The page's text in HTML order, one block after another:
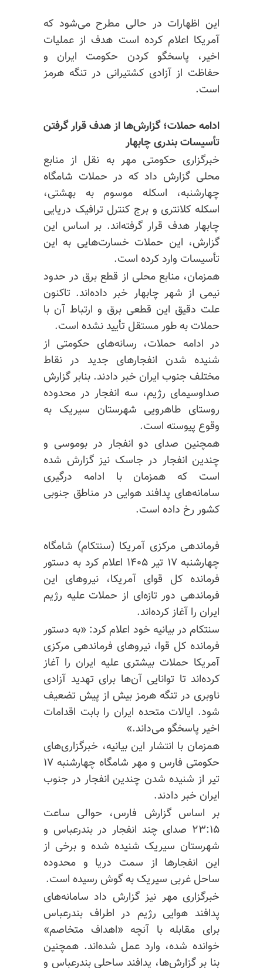
این اظهارات در حالی مطرح می‌شود که
آمریکا اعلام کرده است هدف از عملیات
اخیر، پاسخگو کردن حکومت ایران و
حفاظت از آزادی کشتیرانی در تنگه هرمز
است.
ادامه حملات؛ گزارش‌ها از هدف قرار گرفتن
تأسیسات بندری چابهار
خبرگزاری حکومتی مهر به نقل از منابع
محلی گزارش داد که در حملات شامگاه
چهارشنبه، اسکله موسوم به بهشتی،
اسکله کلانتری و برج کنترل ترافیک دریایی
چابهار هدف قرار گرفته‌اند. بر اساس این
گزارش، این حملات خسارت‌هایی به این
تأسیسات وارد کرده است.
همزمان، منابع محلی از قطع برق در حدود
نیمی از شهر چابهار خبر داده‌اند. تاکنون
علت دقیق این قطعی برق و ارتباط آن با
حملات به طور مستقل تأیید نشده است.
در ادامه حملات، رسانه‌های حکومتی از
شنیده شدن انفجارهای جدید در نقاط
مختلف جنوب ایران خبر دادند. بنابر گزارش
صداوسیمای رژیم، سه انفجار در محدوده
روستای طاهرویی شهرستان سیریک به
وقوع پیوسته است.
همچنین صدای دو انفجار در بوموسی و
چندین انفجار در جاسک نیز گزارش شده
است که همزمان با ادامه درگیری
سامانه‌های پدافند هوایی در مناطق جنوبی
کشور رخ داده است.
فرماندهی مرکزی آمریکا (سنتکام) شامگاه
چهارشنبه ۱۷ تیر ۱۴۰۵ اعلام کرد به دستور
فرمانده کل قوای آمریکا، نیروهای این
فرماندهی دور تازه‌ای از حملات علیه رژیم
ایران را آغاز کرده‌اند.
سنتکام در بیانیه خود اعلام کرد: «به دستور
فرمانده کل قوا، نیروهای فرماندهی مرکزی
آمریکا حملات بیشتری علیه ایران را آغاز
کرده‌اند تا توانایی آن‌ها برای تهدید آزادی
ناوبری در تنگه هرمز بیش از پیش تضعیف
شود. ایالات متحده ایران را بابت اقدامات
اخیر پاسخگو می‌داند.»
همزمان با انتشار این بیانیه، خبرگزاری‌های
حکومتی فارس و مهر شامگاه چهارشنبه ۱۷
تیر از شنیده شدن چندین انفجار در جنوب
ایران خبر دادند.
بر اساس گزارش فارس، حوالی ساعت
۲۳:۱۵ صدای چند انفجار در بندرعباس و
شهرستان سیریک شنیده شده و برخی از
این انفجارها از سمت دریا و محدوده
ساحل غربی سیریک به گوش رسیده است.
خبرگزاری مهر نیز گزارش داد سامانه‌های
پدافند هوایی رژیم در اطراف بندرعباس
برای مقابله با آنچه «اهداف متخاصم»
خوانده شده، وارد عمل شده‌اند. همچنین
بنا بر گزارش‌ها، پدافند ساحلی بندرعباس و